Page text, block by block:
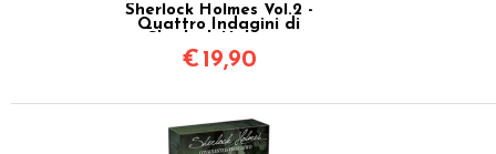
Sherlock Holmes Vol.2 -
Quattro Indagini di
Fumettogame
€ 19,90